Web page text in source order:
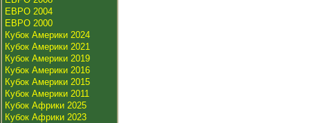
ЕВРО 2004
ЕВРО 2000
Кубок Америки 2024
Кубок Америки 2021
Кубок Америки 2019
Кубок Америки 2016
Кубок Америки 2015
Кубок Америки 2011
Кубок Африки 2025
Кубок Африки 2023